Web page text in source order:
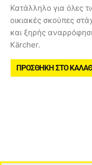
Κατάλληλο για όλες
οικιακές σκούπες
και ξηρής
Kärcher.
ΠΡΟΣΘΉΚΗ ΣΤΟ